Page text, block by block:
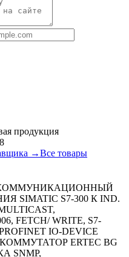
продукция
→Все товары
КОММУНИКАЦИОННЫЙ
S7-300 К IND.
FETCH/ WRITE, S7-
IO-DEVICE
ERTEC BG
SNMP,